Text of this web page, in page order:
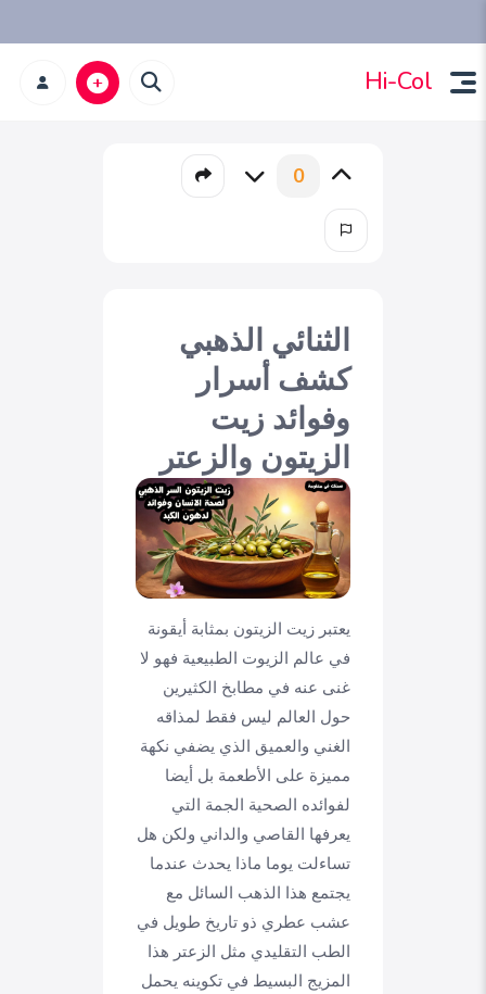
Hi-Col
0
الثنائي الذهبي
كشف أسرار
وفوائد زيت
الزيتون والزعتر
يعتبر زيت الزيتون بمثابة أيقونة
في عالم الزيوت الطبيعية فهو لا
غنى عنه في مطابخ الكثيرين
حول العالم ليس فقط لمذاقه
الغني والعميق الذي يضفي نكهة
مميزة على الأطعمة بل أيضا
لفوائده الصحية الجمة التي
يعرفها القاصي والداني ولكن هل
تساءلت يوما ماذا يحدث عندما
يجتمع هذا الذهب السائل مع
عشب عطري ذو تاريخ طويل في
الطب التقليدي مثل الزعتر هذا
المزيج البسيط في تكوينه يحمل